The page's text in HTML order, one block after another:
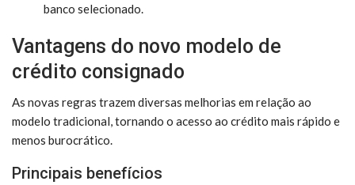
banco selecionado.
Vantagens do novo modelo de
crédito consignado
As novas regras trazem diversas melhorias em relação ao
modelo tradicional, tornando o acesso ao crédito mais rápido e
menos burocrático.
Principais benefícios